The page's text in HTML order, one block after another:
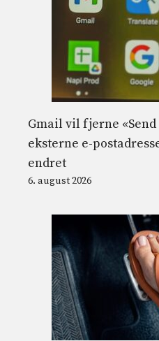
Gmail vil fjerne
eksterne e-
endret
6. august 2026